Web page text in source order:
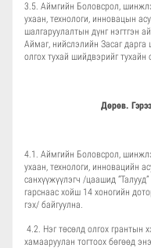
3.5. Аймгийн Боловсрол,
ухаан, технологи, инновацын
шалгаруулалтын дүнг нэгтгэн
Аймаг, нийслэлийн Засаг дарга
олгох тухай шийдвэрийг тухайн
Дөрөв.
4.1. Аймгийн Боловсрол,
ухаан, технологи, инновацийн
санхүүжүүлэгч /цаашид
гарснаас хойш 14 хоногийн
гэх/ байгуулна.
4.2. Нэг төсөлд олгох грантын
хамааруулан тогтоох бөгөөд